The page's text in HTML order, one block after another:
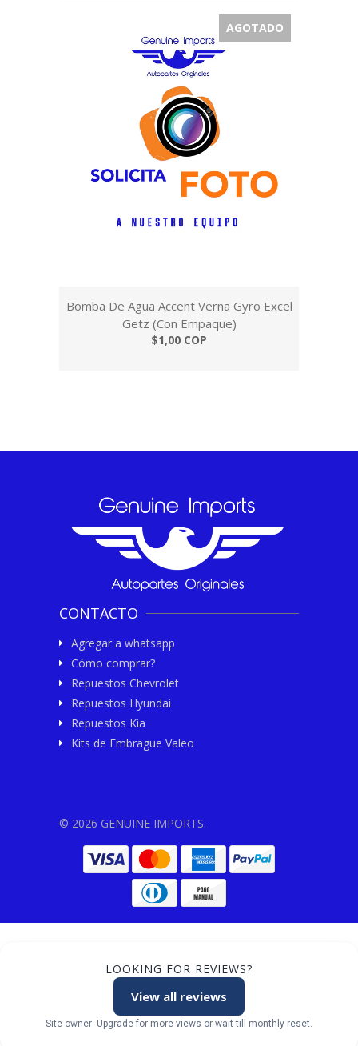
AGOTADO
Bomba De Agua Accent Verna Gyro Excel
Getz (Con Empaque)
$1,00 COP
CONTACTO
Agregar a whatsapp
Cómo comprar?
Repuestos Chevrolet
Repuestos Hyundai
Repuestos Kia
Kits de Embrague Valeo
© 2026 GENUINE IMPORTS.
LOOKING FOR REVIEWS?
View all reviews
Site owner: Upgrade for more views or wait till monthly reset.